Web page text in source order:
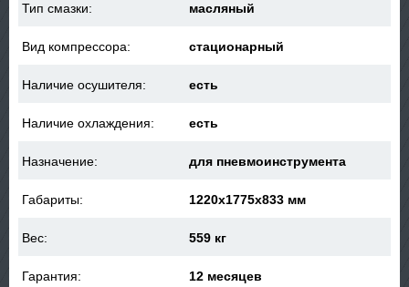
Тип смазки: масляный
Вид компрессора: стационарный
Наличие осушителя: есть
Наличие охлаждения: есть
Назначение: для пневмоинструмента
Габариты: 1220x1775x833 мм
Вес: 559 кг
Гарантия: 12 месяцев